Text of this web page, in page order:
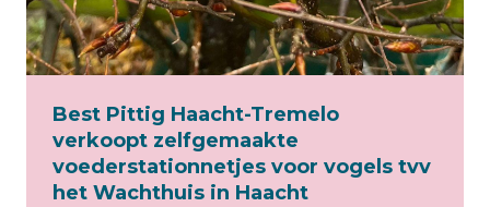
Best Pittig Haacht-Tremelo
verkoopt zelfgemaakte
voederstationnetjes voor vogels tvv
het Wachthuis in Haacht